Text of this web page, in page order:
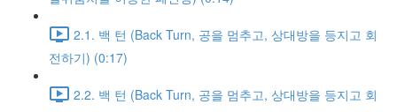
2.1. 백 턴 (Back Turn, 공을 멈추고, 상대방을 등지고 회
전하기) (0:17)
2.2. 백 턴 (Back Turn, 공을 멈추고, 상대방을 등지고 회